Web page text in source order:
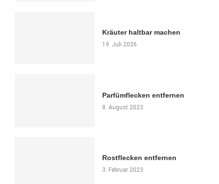
Kräuter haltbar machen
19. Juli 2026
Parfümflecken entfernen
8. August 2023
Rostflecken entfernen
3. Februar 2023